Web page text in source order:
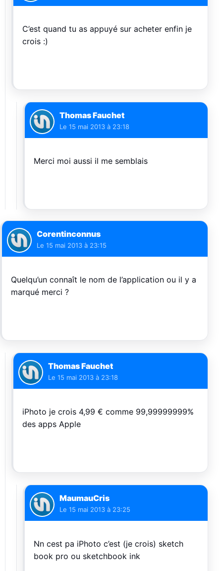
C’est quand tu as appuyé sur acheter enfin je
crois :)
Thomas Fauchet
Le 15 mai 2013 à 23:18
Merci moi aussi il me semblais
Corentinconnus
Le 15 mai 2013 à 23:15
Quelqu’un connaît le nom de l’application ou il y a
marqué merci ?
Thomas Fauchet
Le 15 mai 2013 à 23:18
iPhoto je crois 4,99 € comme 99,99999999%
des apps Apple
MaumauCris
Le 15 mai 2013 à 23:25
Nn cest pa iPhoto c’est (je crois) sketch
book pro ou sketchbook ink